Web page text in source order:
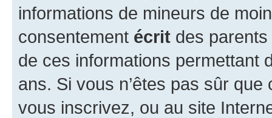
informations de mineurs de
consentement écrit des parents
de ces informations permettant
ans. Si vous n’êtes pas sûr
vous inscrivez, ou au site